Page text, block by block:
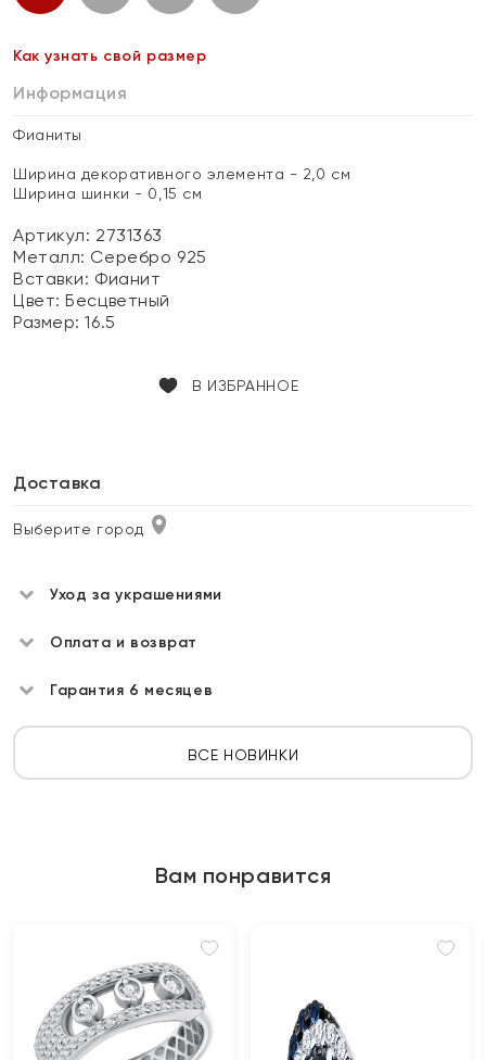
Как узнать свой размер
Информация
Фианиты
Ширина декоративного элемента - 2,0 см
Ширина шинки - 0,15 см
Артикул: 2731363
Металл: Серебро 925
Вставки: Фианит
Цвет:Бесцветный
Размер:16.5
В ИЗБРАННОЕ
Доставка
Выберите город
Уход за украшениями
Оплата и возврат
Гарантия 6 месяцев
ВСЕ НОВИНКИ
Вам понравится